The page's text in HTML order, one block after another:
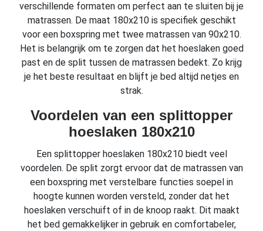
verschillende formaten om perfect aan te sluiten bij je
matrassen. De maat 180x210 is specifiek geschikt
voor een boxspring met twee matrassen van 90x210.
Het is belangrijk om te zorgen dat het hoeslaken goed
past en de split tussen de matrassen bedekt. Zo krijg
je het beste resultaat en blijft je bed altijd netjes en
strak.
Voordelen van een splittopper
hoeslaken 180x210
Een splittopper hoeslaken 180x210 biedt veel
voordelen. De split zorgt ervoor dat de matrassen van
een boxspring met verstelbare functies soepel in
hoogte kunnen worden versteld, zonder dat het
hoeslaken verschuift of in de knoop raakt. Dit maakt
het bed gemakkelijker in gebruik en comfortabeler,